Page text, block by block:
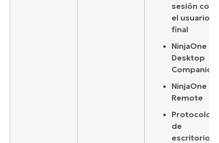
sesión con
el usuario
final
NinjaOne
Desktop
Companion
NinjaOne
Remote
Protocolo
de
escritorio